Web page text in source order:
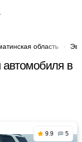
область
автомобиля в
9.9 5